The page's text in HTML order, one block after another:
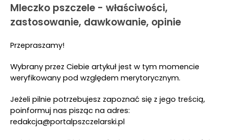
Mleczko pszczele - właściwości,
zastosowanie, dawkowanie, opinie
Przepraszamy!
Wybrany przez Ciebie artykuł jest w tym momencie
weryfikowany pod względem merytorycznym.
Jeżeli pilnie potrzebujesz zapoznać się z jego treścią,
poinformuj nas pisząc na adres:
redakcja@portalpszczelarski.pl